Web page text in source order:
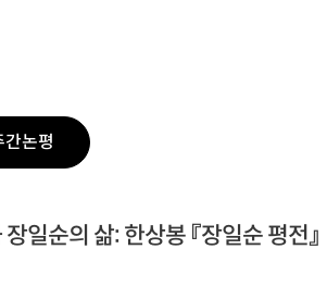
간논평
일순의 삶: 한상봉 『장일순 평전』